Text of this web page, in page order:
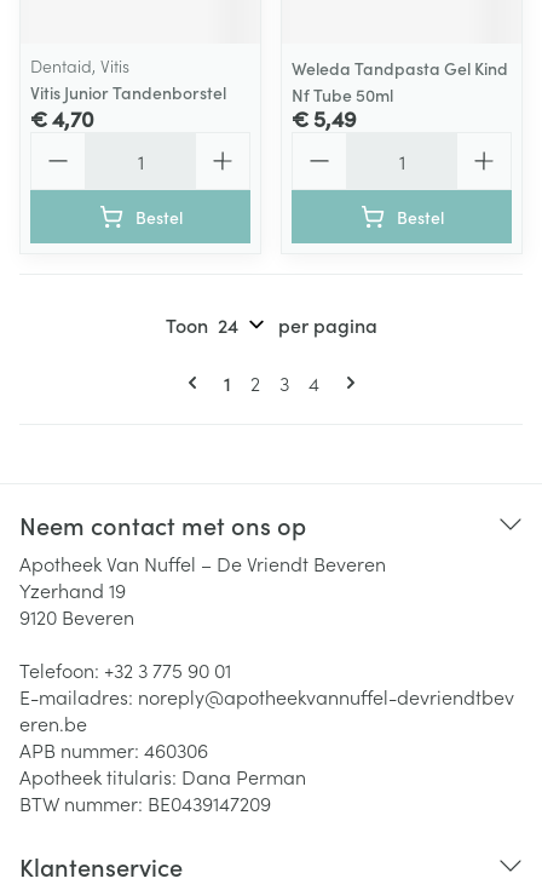
Dentaid, Vitis
Vitis Junior Tandenborstel
€ 4,70
Bestel
Weleda Tandpasta Gel Kind
Nf Tube 50ml
€ 5,49
Bestel
Pagina's
U lees momenteel pagina
1 Pagina
2 Pagina
3 Pagina
4
Toon per pagina
Neem contact met ons op
Apotheek Van Nuffel – De Vriendt Beveren
Yzerhand 19
9120 Beveren
Telefoon: +32 3 775 90 01
E-mailadres: noreply@apotheekvannuffel-devriendtbev
eren.be
APB nummer: 460306
Apotheek titularis: Dana Perman
BTW nummer: BE0439147209
Klantenservice